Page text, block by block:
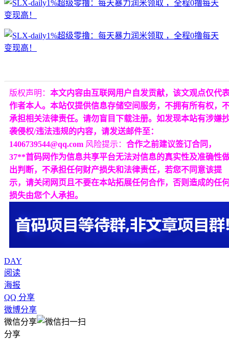
版权声明： 本文内容由互联网用户自发贡献，该文观点仅代
作者本人。本站仅提供信息存储空间服务，不拥有所有权，
承担相关法律责任。请勿盲目下载注册。如发现本站有涉嫌
袭侵权/违法违规的内容，请发送邮件至：
1406739544@qq.com 风险提示： 合作之前建议签订合同，
37**首码网作为信息共享平台无法对信息的真实性及准确性
出判断，不承担任何财产损失和法律责任，若您不同意该提
示，请关闭网页且不要在本站拓展任何合作，否则造成的任
损失由您个人承担。
DAY
阅读
海报
QQ 分享
微博分享
微信分享
分享